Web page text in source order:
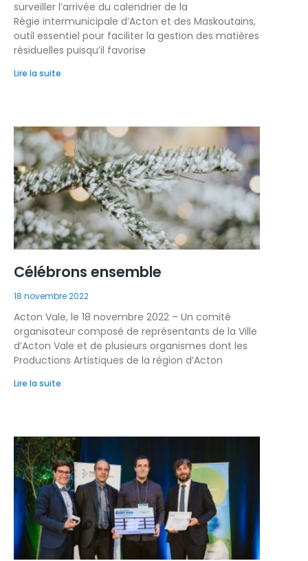
surveiller l’arrivée du calendrier de la
Régie intermunicipale d’Acton et des Maskoutains,
outil essentiel pour faciliter la gestion des matières
résiduelles puisqu’il favorise
Lire la suite
Célébrons ensemble
18 novembre 2022
Acton Vale, le 18 novembre 2022 – Un comité
organisateur composé de représentants de la Ville
d’Acton Vale et de plusieurs organismes dont les
Productions Artistiques de la région d’Acton
Lire la suite